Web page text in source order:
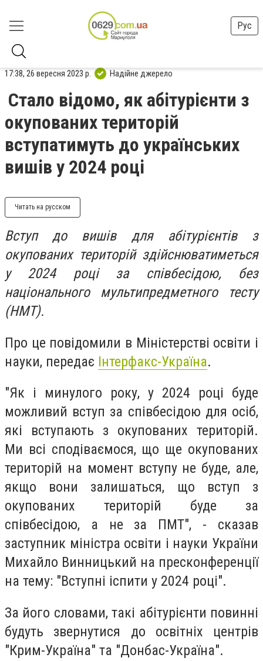
Рус
17:38, 26 вересня 2023 р. Надійне джерело
Стало відомо, як абітурієнти з
окупованих територій
вступатимуть до українських
вишів у 2024 році
Читать на русском
Вступ до вишів для абітурієнтів з
окупованих територій здійснюватиметься
у 2024 році за співбесідою, без
національного мультипредметного тесту
(НМТ).
Про це повідомили в Міністерстві освіти і
науки, передає Інтерфакс-Україна.
"Як і минулого року, у 2024 році буде
можливий вступ за співбесідою для осіб,
які вступають з окупованих територій.
Ми всі сподіваємося, що ще окупованих
територій на момент вступу не буде, але,
якщо вони залишаться, що вступ з
окупованих територій буде за
співбесідою, а не за ПМТ", - сказав
заступник міністра освіти і науки України
Михайло Винницький на пресконференції
на тему: "Вступні іспити у 2024 році".
За його словами, такі абітурієнти повинні
будуть звернутися до освітніх центрів
"Крим-Україна" та "Донбас-Україна".